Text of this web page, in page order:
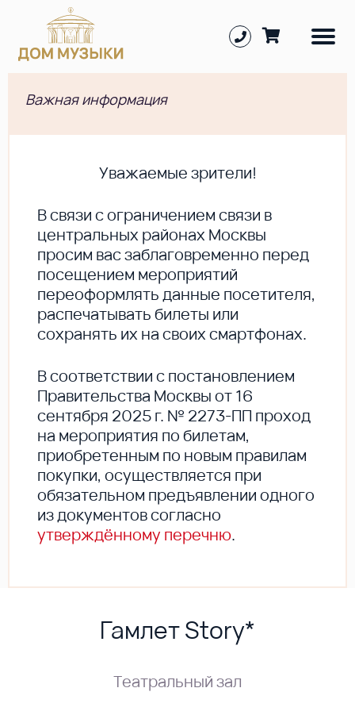
Важная информация
Уважаемые зрители!
В cвязи с ограничением связи в
центральных районах Москвы
просим вас заблаговременно перед
посещением мероприятий
переоформлять данные посетителя,
распечатывать билеты или
сохранять их на своих смартфонах.
В соответствии с постановлением
Правительства Москвы от 16
сентября 2025 г. № 2273-ПП проход
на мероприятия по билетам,
приобретенным по новым правилам
покупки, осуществляется при
обязательном предъявлении одного
из документов согласно
утверждённому перечню.
Гамлет Story*
Театральный зал